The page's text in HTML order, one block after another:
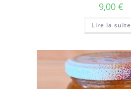
9,00 €
Lire la suite